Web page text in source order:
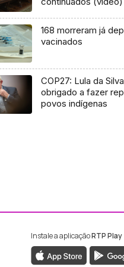
168 morreram já
vacinados
COP27: Lula da
obrigado a fazer
povos indígenas
RTP Madeira
da RTP
Instale a aplicaçãoRTP Play